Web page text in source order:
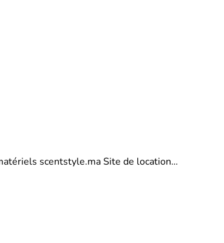
scentstyle.ma Site de location…